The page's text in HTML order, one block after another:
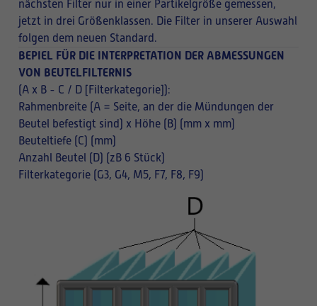
nächsten Filter nur in einer Partikelgröße gemessen,
jetzt in drei Größenklassen. Die Filter in unserer Auswahl
folgen dem neuen Standard.
BEPIEL FÜR DIE INTERPRETATION DER ABMESSUNGEN
VON BEUTELFILTERNIS
(A x B - C / D [Filterkategorie]):
Rahmenbreite (A = Seite, an der die Mündungen der
Beutel befestigt sind) x Höhe (B) (mm x mm)
Beuteltiefe (C) (mm)
Anzahl Beutel (D) (zB 6 Stück)
Filterkategorie (G3, G4, M5, F7, F8, F9)